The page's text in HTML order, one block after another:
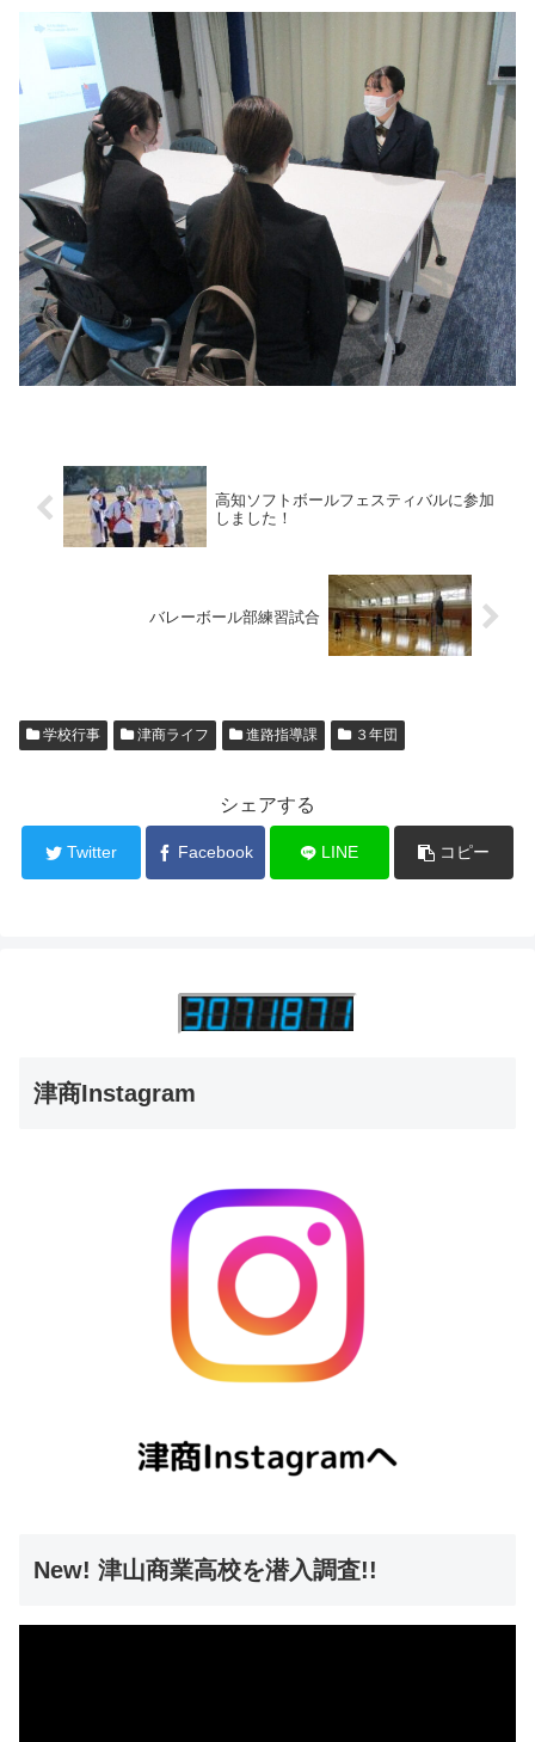
高知ソフトボールフェスティバルに参加
しました！
バレーボール部練習試合
学校行事 津商ライフ 進路指導課 ３年団
シェアする
Twitter Facebook LINE コピー
津商Instagram
New! 津山商業高校を潜入調査!!